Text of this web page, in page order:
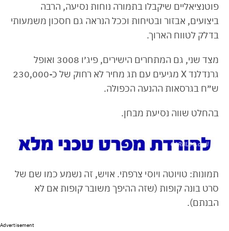
פוטנציאליים שיקבלו בתמורה נוחות נסיעה, הרבה
ביצועים, אבזור ובטיחות וככל הנראה גם חסכון משמעותי
בדלק לטווח הארוך.
מצד שני, גם המתחרים הישירים, פיג׳ו 3008 ואופל
גרנדלנד X מגיעים עם תג מחיר לא רחוק של כ-230,000
ש״ח בגרסאות ההנעה הכפולה.
בהחלט שווה נסיעת מבחן.
תמונות: טויוטה ויוסי צרפתי. אויש, זה נשמע כמו שם של
סרט בונה קופות (שזה ההיפך משובר קופות אם לא
הבנתם).
Advertisement